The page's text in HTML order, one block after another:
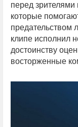
перед зрителями
которые
предательством
клипе исполнил
достоинству
восторженные